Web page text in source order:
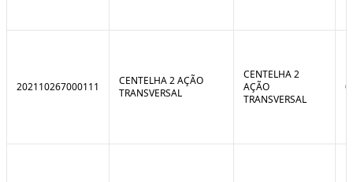
202110267000111
CENTELHA 2 AÇÃO
TRANSVERSAL
CENTELHA 2
AÇÃO
TRANSVERSAL